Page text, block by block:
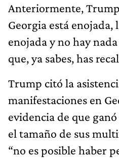
Anteriormente,
Georgia está enojada,
enojada y no hay
que, ya sabes, has
Trump citó la
manifestaciones en
evidencia de que
el tamaño de sus
“no es posible haber